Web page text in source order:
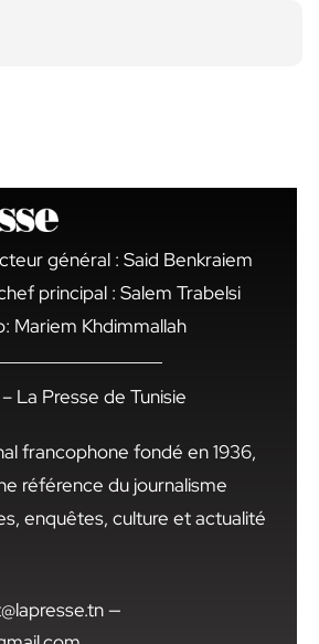
général : Said Benkraiem
principal : Salem Trabelsi
Mariem Khdimmallah
La Presse de Tunisie
francophone fondé en 1936,
référence du journalisme
enquêtes, culture et actualité
—